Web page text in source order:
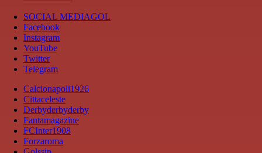
SOCIAL MEDIAGOL
Facebook
Instagram
YouTube
Twitter
Telegram
Calcionapoli1926
Cittaceleste
Derbyderbyderby
Fantamagazine
FCInter1908
Forzaroma